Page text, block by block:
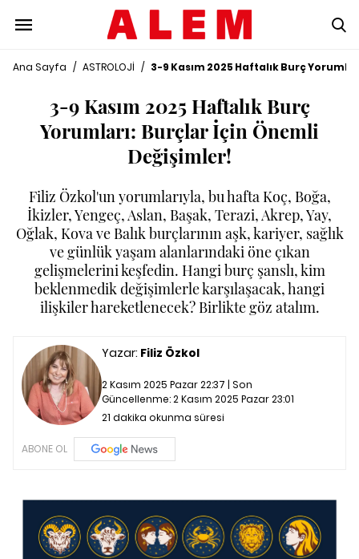
Ana Sayfa / ASTROLOJİ / 3-9 Kasım 2025 Haftalık Burç
3-9 Kasım 2025 Haftalık Burç
Yorumları: Burçlar İçin Önemli
Değişimler!
Filiz Özkol'un yorumlarıyla, bu hafta Koç, Boğa,
İkizler, Yengeç, Aslan, Başak, Terazi, Akrep, Yay,
Oğlak, Kova ve Balık burçlarının aşk, kariyer, sağlık
ve günlük yaşam alanlarındaki öne çıkan
gelişmelerini keşfedin. Hangi burç şanslı, kim
beklenmedik değişimlerle karşılaşacak, hangi
ilişkiler hareketlenecek? Birlikte göz atalım.
Yazar: Filiz Özkol
2 Kasım 2025 Pazar 22:37 | Son
Güncellenme:2 Kasım 2025 Pazar 23:01
21 dakika okunma süresi
ABONE OL